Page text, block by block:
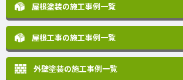
屋根塗装の施工事例一覧
屋根工事の施工事例一覧
外壁塗装の施工事例一覧